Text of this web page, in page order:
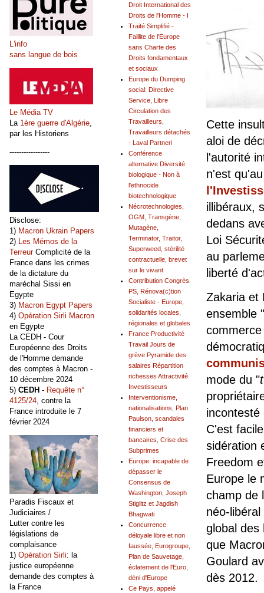
Cette
aloi de
l'autorité
n'est
illibéraux,
dedans
Loi
au
liberté
Zakaria et
ensemble "
mode du "
incontesté
C'est
sidération
Freedom
Europe le
champ de
néo-
global des
que
Goulard
dès 2012.
Droit International des
Droits de l'Homme - I
Traité Simplifié -
Faillite de l'Europe
sans Charte des
Droits fondamentaux
et sociaux
Europe du Dumping
social: Directive
Service, Libre
Circulation des
Travailleurs,
Travailleurs détachés
- Laval Partneri
Conférence
alternative Diversité
biologique - Non à
l'ethnocide
biotechnologique
Nécrotechnologies,
OGM, Transgène,
Mutagène,
Terminator, Traitor,
Superweed, stérilité
contractuelle, brevet
sur le vivant
Contribution Congrès
PS, Rénova(c)tion
Socialiste - Europe,
solidarités locales,
régionales et globales
France Productivité
Travail Jours de
grève Pyramide des
salaires Répartition
richesses Attractivité
Investisseurs
Interventionisme,
nationalisations, Plan
Paulson, scandales
financiers et
bancaires, Crise des
Subprimes
Europe: incapable de
dépasser le
Consensus de
Washington, Joseph
Stiglitz et Jagdish
Bhagwati
Concurrence
déloyale libre et non
faussée, Eurogroupe,
Plan de Sauvetage,
éclatement de l'Euro,
déni d'Europe
Ce Pays, appelé
L'info
sans langue de bois
Le Média TV
La 1ère guerre d'Algérie
par les Historiens
-----------------
Disclose:
1) Macron Ukrain Papers
2) Les Mémos de la
TerreurComplicité de la
France dans les crimes
de la dictature du
maréchal Sissi en
Egypte
3) Macron Egypt Papers
4) Opération Sirli Macron
en Egypte
La CEDH - Cour
Européenne des Droits
de l'Homme demande
des comptes à Macron -
10 décembre 2024
5) CEDH - Requête n°
4125/24, contre la
France introduite le 7
février 2024
Paradis Fiscaux et
Judiciaires /
Lutter contre les
législations de
complaisance
1) Opération Sirli: la
justice européenne
demande des comptes à
la France